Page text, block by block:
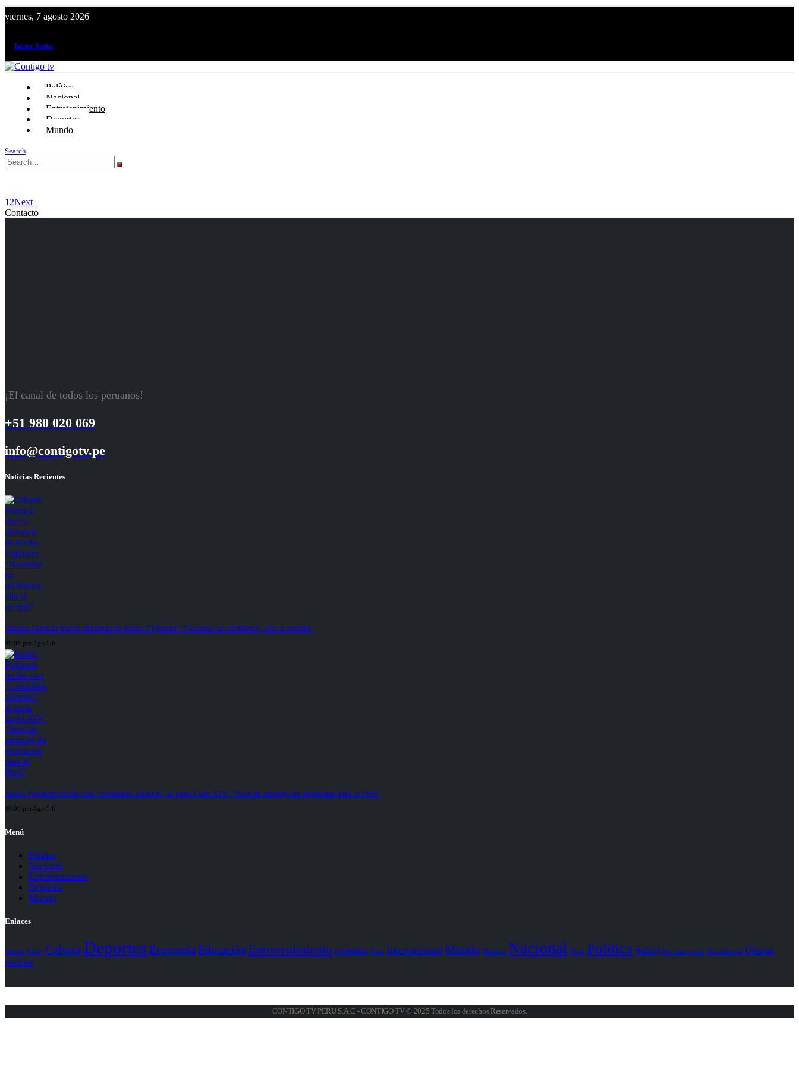
viernes, 7 agosto 2026
Iniciar Sesión
Política
Nacional
Entretenimiento
Deportes
Mundo
Search
1 2Next
Contacto
¡El canal de todos los peruanos!
+51 980 020 069
info@contigotv.pe
Noticias Recientes
Ollanta Humala marca distancia de Keiko Fujimori: “Nosotros no recibimos, ella sí recibió”
09:08 pm Ago 5th
Keiko Fujimori recibe con “corazones abiertos” al papa León XIV: “Será un mensaje de esperanza para el Perú”
09:08 pm Ago 5th
Menú
Política
Nacional
Entretenimiento
Deportes
Mundo
Enlaces
Ciencia Cine Cultura DeportesEconomía Educación Entretenimiento Farándula Gear Internacional Mundo Música Nacional Perú Política Salud Sin categoría Tecnología Últimas
noticias
CONTIGO TV PERU S.A.C - CONTIGO TV © 2025 Todos los derechos Reservados.